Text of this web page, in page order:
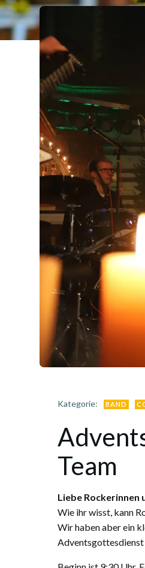
Kategorie: BAND
Team
Liebe Rockerinnen
Wie ihr wisst, kann
Wir haben aber ein
Adventsgottesdienst